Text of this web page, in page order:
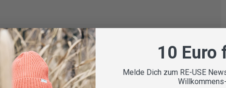
10 Euro
Melde Dich zum RE-USE